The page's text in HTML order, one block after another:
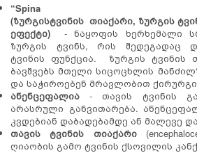
“Spina
(ზურგისტვინის თიაქარი, ზურგის
ეფექტი)
- ნაყოფის ხერხემალი
ზურგის ტვინს, რის შედეგადაც
ტვინის ფუნქცია. ზურგის ტვინის
ბავშვებს მთელი სიცოცხლის
და საჭიროებენ მრავლობით
ანენცეფალია - თავის ტვინის
არასრული განვითარება.
კვდებიან დაბადებამდე ან მალევე
თავისტვინის თიაქარი
ღიაობის გამო ტვინის ქსოვილის